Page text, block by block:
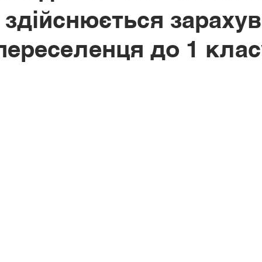
Професійний розвиток Національно-патріотичне
технічне забезпечення
до 1